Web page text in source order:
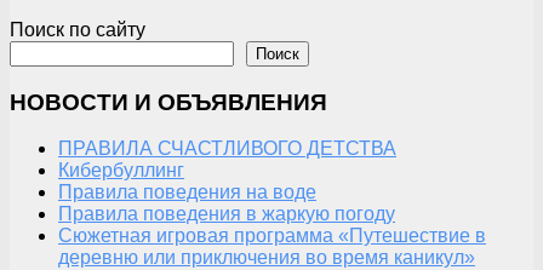
Поиск по сайту
Поиск
НОВОСТИ И ОБЪЯВЛЕНИЯ
ПРАВИЛА СЧАСТЛИВОГО ДЕТСТВА
Кибербуллинг
Правила поведения на воде
Правила поведения в жаркую погоду
Сюжетная игровая программа «Путешествие в
деревню или приключения во время каникул»